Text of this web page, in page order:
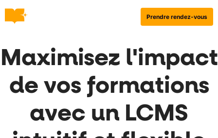
Prendre rendez-vous
Maximisez l'impact
de vos formations
avec un LCMS